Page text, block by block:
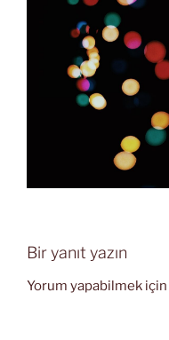
Bir yanıt yazın
Yorum yapabilmek için